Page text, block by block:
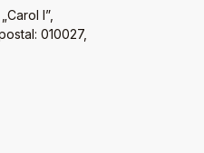
I”,
010027,